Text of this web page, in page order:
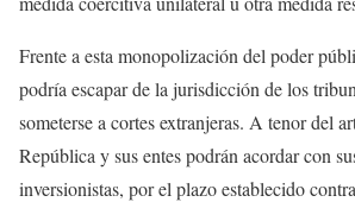
Frente a esta monopolización del poder
podría escapar de la jurisdicción de los
someterse a cortes extranjeras. A tenor del
República y sus entes podrán acordar con
inversionistas, por el plazo establecido